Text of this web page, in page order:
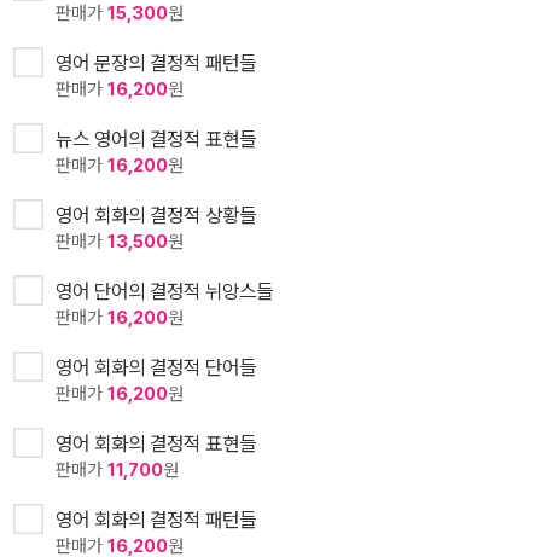
판매가 15,300원
영어 문장의 결정적 패턴들
판매가 16,200원
뉴스 영어의 결정적 표현들
판매가 16,200원
영어 회화의 결정적 상황들
판매가 13,500원
영어 단어의 결정적 뉘앙스들
판매가 16,200원
영어 회화의 결정적 단어들
판매가 16,200원
영어 회화의 결정적 표현들
판매가 11,700원
영어 회화의 결정적 패턴들
판매가 16,200원